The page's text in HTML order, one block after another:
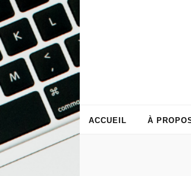
ACCUEIL À